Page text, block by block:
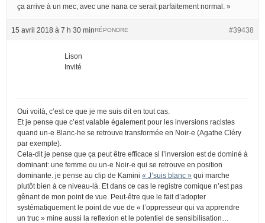
ça arrive à un mec, avec une nana ce serait parfaitement normal. »
15 avril 2018 à 7 h 30 min #39438
RÉPONDRE
Lison
Invité
Oui voilà, c’est ce que je me suis dit en tout cas.
Et je pense que c’est valable également pour les inversions racistes
quand un-e Blanc-he se retrouve transformée en Noir-e (Agathe Cléry
par exemple).
Cela-dit je pense que ça peut être efficace si l’inversion est de dominé à
dominant: une femme ou un-e Noir-e qui se retrouve en position
dominante. je pense au clip de Kamini « J’suis blanc » qui marche
plutôt bien à ce niveau-là. Et dans ce cas le registre comique n’est pas
gênant de mon point de vue. Peut-être que le fait d’adopter
systématiquement le point de vue de « l’oppresseur qui va apprendre
un truc » mine aussi la reflexion et le potentiel de sensibilisation…